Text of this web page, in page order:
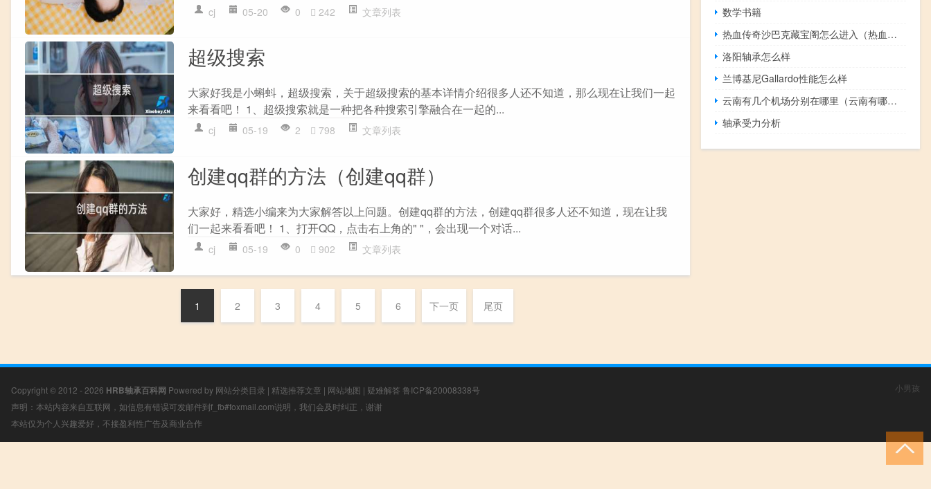
cj 05-20 0 242 文章列表
超级搜索
大家好我是小蝌蚪，超级搜索，关于超级搜索的基本详情介绍很多人还不知道，那么现在让我们一起
来看看吧！ 1、超级搜索就是一种把各种搜索引擎融合在一起的...
cj 05-19 2 798 文章列表
创建qq群的方法（创建qq群）
大家好，精选小编来为大家解答以上问题。创建qq群的方法，创建qq群很多人还不知道，现在让我
们一起来看看吧！ 1、打开QQ，点击右上角的" "，会出现一个对话...
cj 05-19 0 902 文章列表
1 2 3 4 5 6 下一页 尾页
数学书籍
热血传奇沙巴克藏宝阁怎么进入（热血传奇沙巴克藏宝阁进入方法）
洛阳轴承怎么样
兰博基尼Gallardo性能怎么样
云南有几个机场分别在哪里（云南有哪些机场分别在哪里）
轴承受力分析
Copyright © 2012 - 2026 HRB轴承百科网 Powered by 网站分类目录 | 精选推荐文章 | 网站地图 | 疑难解答 鲁ICP备20008338号
声明：本站内容来自互联网，如信息有错误可发邮件到f_fb#foxmail.com说明，我们会及时纠正，谢谢
本站仅为个人兴趣爱好，不接盈利性广告及商业合作
小男孩